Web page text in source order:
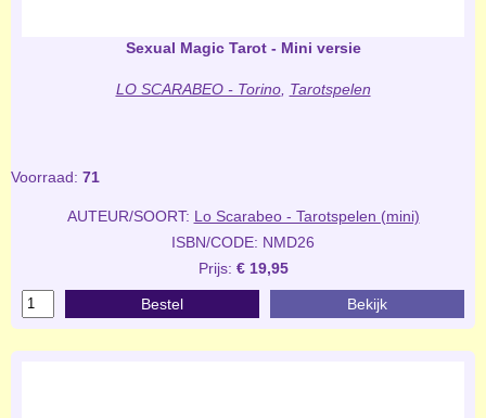
Sexual Magic Tarot - Mini versie
LO SCARABEO - Torino, Tarotspelen
Voorraad: 71
AUTEUR/SOORT: Lo Scarabeo - Tarotspelen (mini)
ISBN/CODE: NMD26
Prijs: € 19,95
Bestel Bekijk